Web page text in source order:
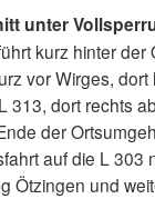
unter
kurz hinter
vor Wirges,
313, dort rechts
der
auf die L
Ötzingen und